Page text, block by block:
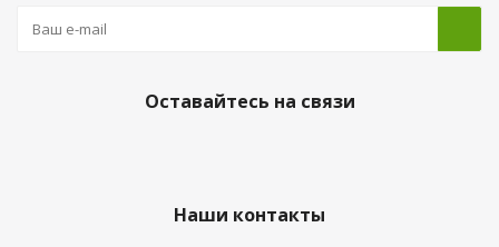
Оставайтесь на связи
Наши контакты